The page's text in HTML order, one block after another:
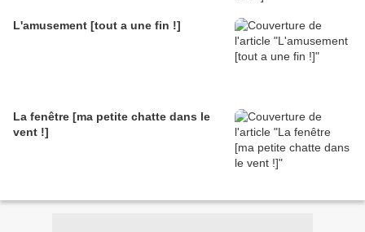
L'amusement [tout a une fin !]
La fenêtre [ma petite chatte dans le
vent !]